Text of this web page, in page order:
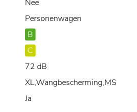
Nee
Personenwagen
B
C
72 dB
XL,Wangbescherming,MS
Ja